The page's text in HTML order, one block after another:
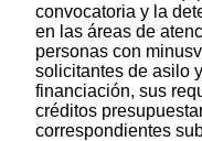
convocatoria y la
en las áreas de
personas con
solicitantes de asilo
financiación, sus
créditos
correspondientes